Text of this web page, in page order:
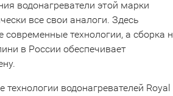
водонагреватели этой марки
все свои аналоги. Здесь
технологии, а сборка
в России обеспечивает
технологии водонагревателей Royal